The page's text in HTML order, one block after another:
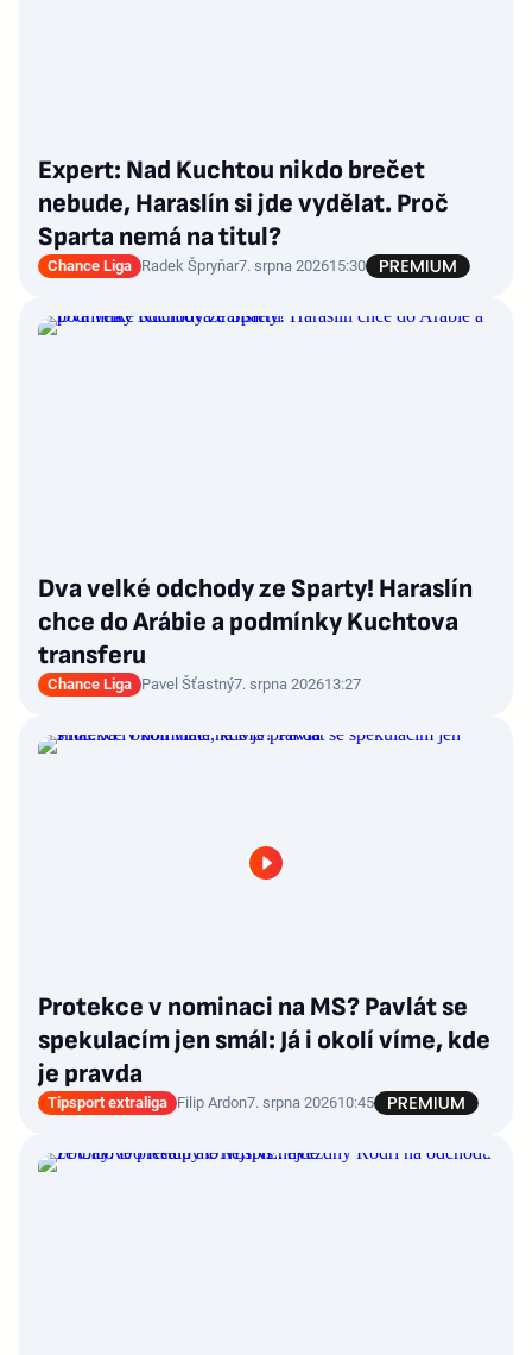
Expert: Nad Kuchtou nikdo brečet
nebude, Haraslín si jde vydělat. Proč
Sparta nemá na titul?
Chance Liga Radek Špryňar7. srpna 202615:30
Dva velké odchody ze Sparty! Haraslín
chce do Arábie a podmínky Kuchtova
transferu
Chance Liga Pavel Šťastný7. srpna 202613:27
Protekce v nominaci na MS? Pavlát se
spekulacím jen smál: Já i okolí víme, kde
je pravda
Tipsport extraliga Filip Ardon7. srpna 202610:45